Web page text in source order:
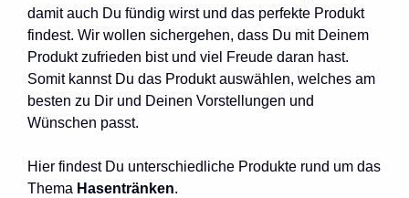
damit auch Du fündig wirst und das perfekte Produkt
findest. Wir wollen sichergehen, dass Du mit Deinem
Produkt zufrieden bist und viel Freude daran hast.
Somit kannst Du das Produkt auswählen, welches am
besten zu Dir und Deinen Vorstellungen und
Wünschen passt.
Hier findest Du unterschiedliche Produkte rund um das
Thema Hasentränken.